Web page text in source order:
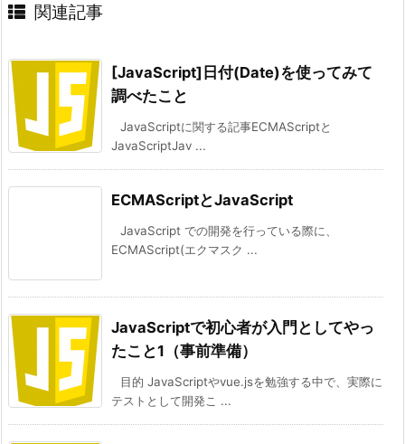
関連記事
[JavaScript]日付(Date)を使ってみて
調べたこと
JavaScriptに関する記事ECMAScriptと
JavaScriptJav ...
ECMAScriptとJavaScript
JavaScript での開発を行っている際に、
ECMAScript(エクマスク ...
JavaScriptで初心者が入門としてやっ
たこと1（事前準備）
目的 JavaScriptやvue.jsを勉強する中で、実際に
テストとして開発こ ...